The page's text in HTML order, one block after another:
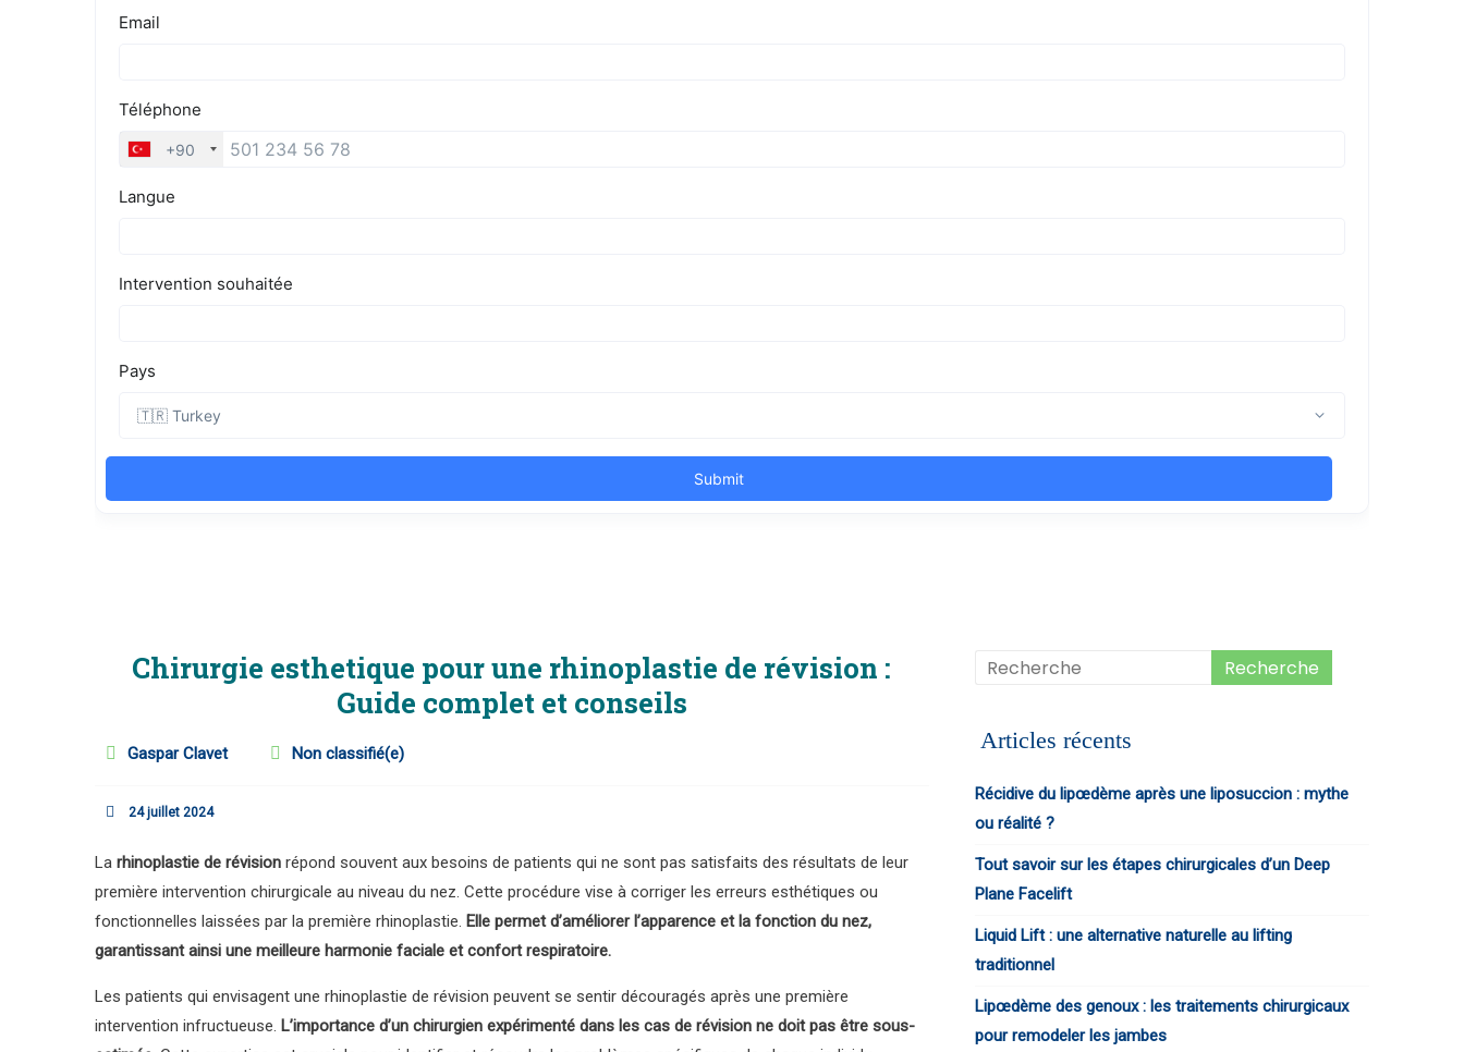
Chirurgie esthetique pour une rhinoplastie de révision :
Guide complet et conseils
Gaspar Clavet Non classifié(e)
24 juillet 2024
La rhinoplastie de révision répond souvent aux besoins de patients qui ne sont pas satisfaits des résultats de leur
première intervention chirurgicale au niveau du nez. Cette procédure vise à corriger les erreurs esthétiques ou
fonctionnelles laissées par la première rhinoplastie. Elle permet d’améliorer l’apparence et la fonction du nez,
garantissant ainsi une meilleure harmonie faciale et confort respiratoire.
Les patients qui envisagent une rhinoplastie de révision peuvent se sentir découragés après une première
intervention infructueuse. L’importance d’un chirurgien expérimenté dans les cas de révision ne doit pas être sous-
Articles récents
Récidive du lipœdème après une liposuccion : mythe
ou réalité ?
Tout savoir sur les étapes chirurgicales d’un Deep
Plane Facelift
Liquid Lift : une alternative naturelle au lifting
traditionnel
Lipœdème des genoux : les traitements chirurgicaux
pour remodeler les jambes